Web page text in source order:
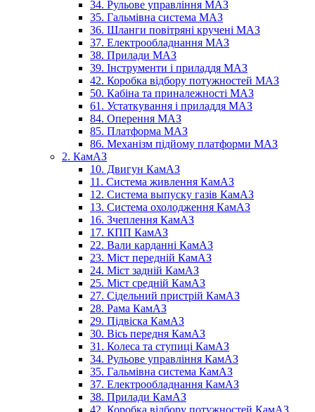
34. Рульове управління МАЗ
35. Гальмівна система МАЗ
36. Шланги повітряні кручені МАЗ
37. Електрообладнання МАЗ
38. Прилади МАЗ
39. Інструменти і приладдя МАЗ
42. Коробка відбору потужностей МАЗ
50. Кабіна та приналежності МАЗ
61. Устаткування і приладдя МАЗ
84. Оперення МАЗ
85. Платформа МАЗ
86. Механізм підйому платформи МАЗ
2. КамАЗ
10. Двигун КамАЗ
11. Система живлення КамАЗ
12. Система выпуску газів КамАЗ
13. Система охолодження КамАЗ
16. Зчеплення КамАЗ
17. КПП КамАЗ
22. Вали карданні КамАЗ
23. Міст передній КамАЗ
24. Міст задній КамАЗ
25. Міст средній КамАЗ
27. Сідельний пристрій КамАЗ
28. Рама КамАЗ
29. Підвіска КамАЗ
30. Вісь передня КамАЗ
31. Колеса та ступиці КамАЗ
34. Рульове управління КамАЗ
35. Гальмівна система КамАЗ
37. Електрообладнання КамАЗ
38. Прилади КамАЗ
42. Коробка відбору потужностей КамАЗ